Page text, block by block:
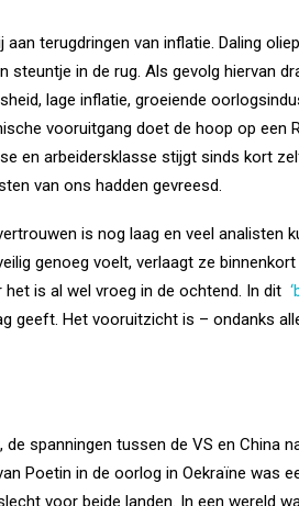
terugdringen van inflatie. Daling
in de rug. Als gevolg hiervan
lage inflatie, groeiende
vooruitgang doet de hoop op een
en arbeidersklasse stijgt sinds kort
van ons hadden gevreesd.
is nog laag en veel analisten
genoeg voelt, verlaagt ze
is al wel vroeg in de ochtend. In dit
geeft. Het vooruitzicht is – ondanks
spanningen tussen de VS en China
Poetin in de oorlog in Oekraïne was
voor beide landen. In een wereld